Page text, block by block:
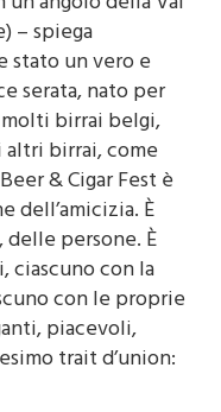
– spiega
stato un vero e
serata, nato per
birrai belgi,
birrai, come
& Cigar Fest è
dell’amicizia. È
persone. È
ciascuno con la
con le proprie
piacevoli,
trait d’union: